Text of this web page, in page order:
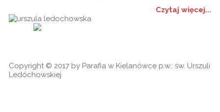
Czytaj więcej...
Copyright © 2017 by Parafia w Kielanówce p.w.: św. Urszuli
Ledóchowskiej